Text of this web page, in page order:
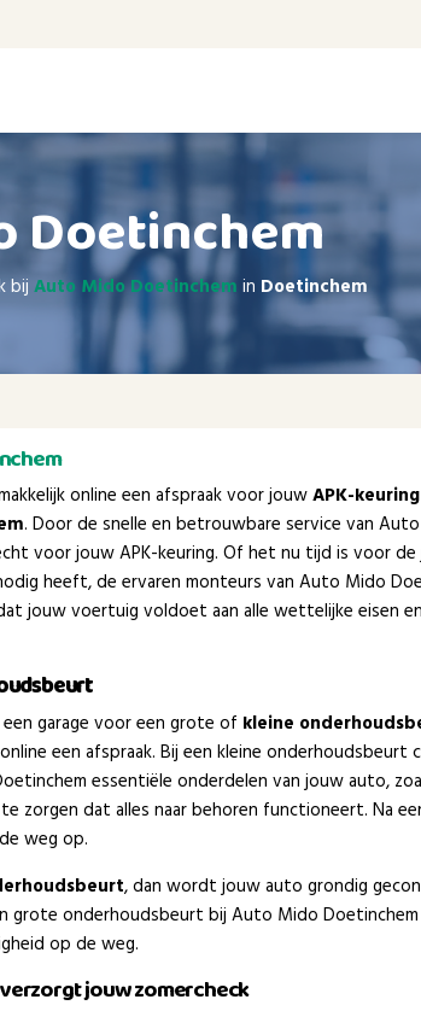
Doetinchem
bijAuto Mido Doetinchemin Doetinchem
online een afspraak voor jouwAPK-keuring
. Door de snelle en betrouwbare service van
voor jouw APK-keuring. Of het nu tijd is voor de
heeft, de ervaren monteurs van Auto Mido
jouw voertuig voldoet aan alle wettelijke eisen
garage voor een grote of kleine
een afspraak. Bij een kleine
essentiële onderdelen van jouw auto,
zorgen dat alles naar behoren functioneert. Na
weg op.
, dan wordt jouw auto grondig
grote onderhoudsbeurt bij Auto Mido
op de weg.
jouw zomercheck